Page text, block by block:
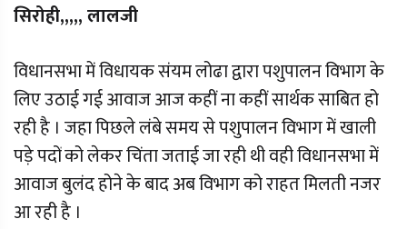
सिरोही,,,,, लालजी
विधानसभा में विधायक संयम लोढा द्वारा पशुपालन विभाग के
लिए उठाई गई आवाज आज कहीं ना कहीं सार्थक साबित हो
रही है । जहा पिछले लंबे समय से पशुपालन विभाग में खाली
पड़े पदों को लेकर चिंता जताई जा रही थी वही विधानसभा में
आवाज बुलंद होने के बाद अब विभाग को राहत मिलती नजर
आ रही है ।